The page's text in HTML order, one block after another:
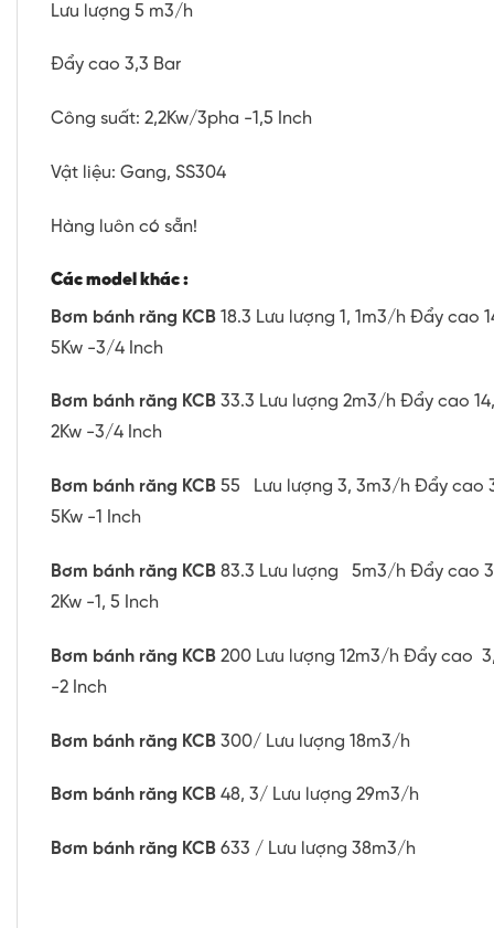
Lưu lượng 5 m3/h
Đẩy cao 3,3 Bar
Công suất: 2,2Kw/3pha -1,5 Inch
Vật liệu: Gang, SS304
Hàng luôn có sẵn!
Các model khác :
Bơm bánh răng KCB 18.3 Lưu lượng 1, 1m3/h Đẩy cao
5Kw -3/4 Inch
Bơm bánh răng KCB 33.3 Lưu lượng 2m3/h Đẩy cao
2Kw -3/4 Inch
Bơm bánh răng KCB 55 Lưu lượng 3, 3m3/h Đẩy cao
5Kw -1 Inch
Bơm bánh răng KCB 83.3 Lưu lượng 5m3/h Đẩy cao
2Kw -1, 5 Inch
Bơm bánh răng KCB 200 Lưu lượng 12m3/h Đẩy cao
-2 Inch
Bơm bánh răng KCB 300/ Lưu lượng 18m3/h
Bơm bánh răng KCB 48, 3/ Lưu lượng 29m3/h
Bơm bánh răng KCB 633 / Lưu lượng 38m3/h